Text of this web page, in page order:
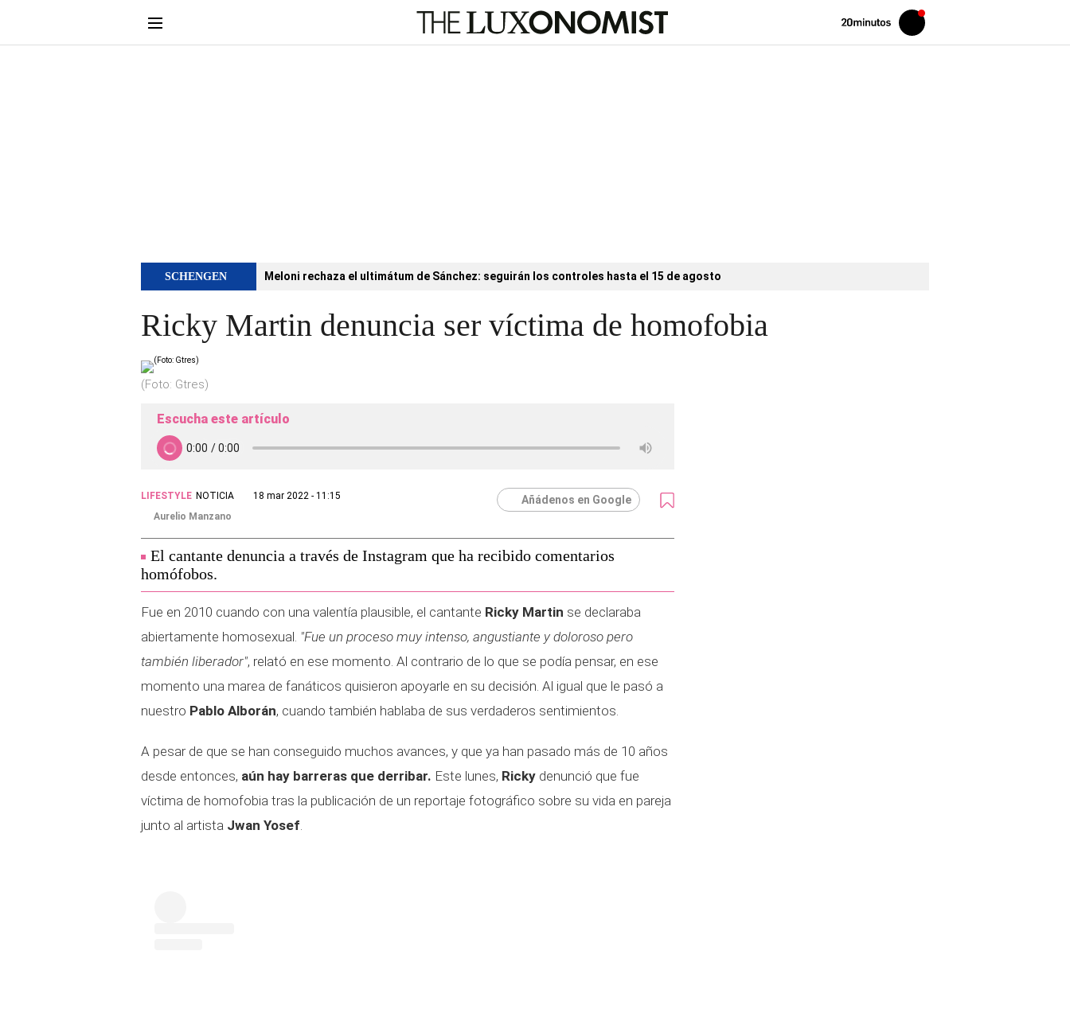
Volver
Iniciar
sesión
SCHENGEN Meloni rechaza el ultimátum de Sánchez: seguirán los controles hasta el 15 de agosto
Ricky Martin denuncia ser víctima de homofobia
(Foto: Gtres)
Escucha este artículo
LIFESTYLE NOTICIA
18 mar 2022 - 11:15
Aurelio Manzano
Añádenos en Google
El cantante denuncia a través de Instagram que ha recibido comentarios
homófobos.
Fue en 2010 cuando con una valentía plausible, el cantante Ricky Martin se declaraba
abiertamente homosexual. "Fue un proceso muy intenso, angustiante y doloroso pero
también liberador", relató en ese momento. Al contrario de lo que se podía pensar, en ese
momento una marea de fanáticos quisieron apoyarle en su decisión. Al igual que le pasó a
nuestro Pablo Alborán, cuando también hablaba de sus verdaderos sentimientos.
A pesar de que se han conseguido muchos avances, y que ya han pasado más de 10 años
desde entonces, aún hay barreras que derribar. Este lunes, Ricky denunció que fue
víctima de homofobia tras la publicación de un reportaje fotográfico sobre su vida en pareja
junto al artista Jwan Yosef.